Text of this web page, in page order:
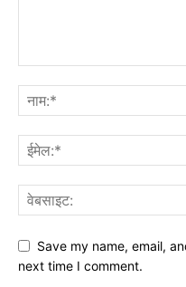
Save my name, email,
next time I comment.